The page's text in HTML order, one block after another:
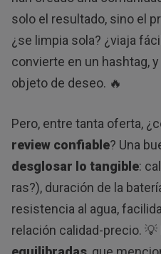
solo el resultado, sino el
¿se limpia sola? ¿viaja
convierte en un hashtag,
objeto de deseo. 🔥
Pero, entre tanta oferta,
review confiable? Una
desglosar lo tangible:
ras?), duración de la
resistencia al agua,
relación calidad-precio.